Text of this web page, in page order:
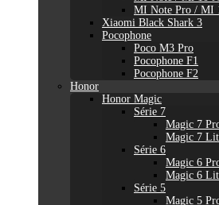
MI Note Pro / MI
Xiaomi Black Shark 3
Pocophone
Poco M3 Pro
Pocophone F1
Pocophone F2
Honor
Honor Magic
Série 7
Magic 7
Magic 7
Série 6
Magic 6
Magic 6
Série 5
Magic 5